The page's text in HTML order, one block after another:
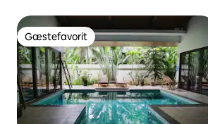
Gæstefavorit
Gæstefavorit